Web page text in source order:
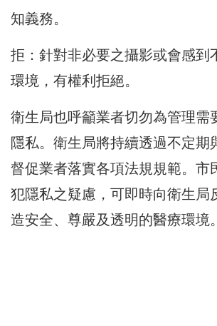
知義務。
拒：針對非必要之攝影或會感到
環境，有權利拒絕。
衛生局也呼籲業者切勿為管理需
隱私。衛生局將持續透過不定期
督促業者落實各項法規規範。市
犯隱私之疑慮，可即時向衛生局
造安全、尊嚴及透明的醫療環境。